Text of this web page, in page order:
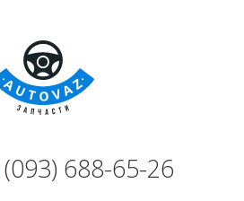
(093) 688-65-26